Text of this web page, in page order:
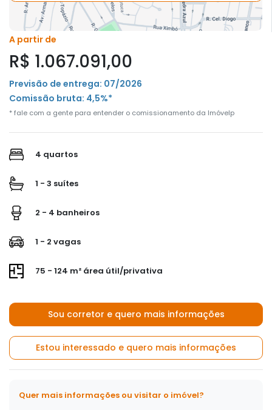
A partir de
R$ 1.067.091,00
Previsão de entrega: 07/2026
Comissão bruta: 4,5%*
* fale com a gente para entender o comissionamento da Imóvelp
4 quartos
1 - 3 suítes
2 - 4 banheiros
1 - 2 vagas
75 - 124 m² área útil/privativa
Sou corretor e quero mais informações
Estou interessado e quero mais informações
Quer mais informações ou visitar o imóvel?